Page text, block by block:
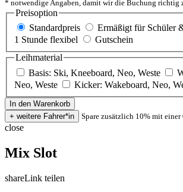
* notwendige Angaben, damit wir die Buchung richtig
Preisoption
Standardpreis
Ermäßigt für Schüler
1 Stunde flexibel
Gutschein
Leihmaterial
Basis: Ski, Kneeboard, Neo, Weste
Neo, Weste
Kicker: Wakeboard, Neo,
Spare zusätzlich 10% mit
close
Mix Slot
shareLink teilen